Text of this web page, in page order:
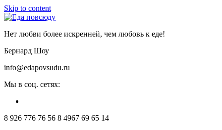
Skip to content
Нет любви более искренней, чем любовь к еде!
Бернард Шоу
info@edapovsudu.ru
Мы в соц. сетях:
8 926 776 76 56 8 4967 69 65 14